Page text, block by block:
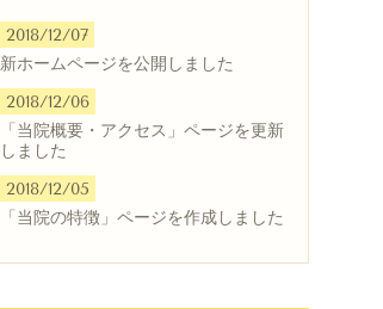
2018/12/07
新ホームページを公開しました
2018/12/06
「当院概要・アクセス」ページを更新
しました
2018/12/05
「当院の特徴」ページを作成しました